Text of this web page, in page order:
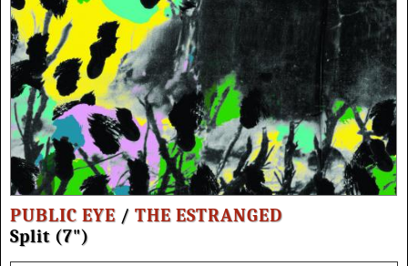
PUBLIC EYE / THE ESTRANGED
Split (7")